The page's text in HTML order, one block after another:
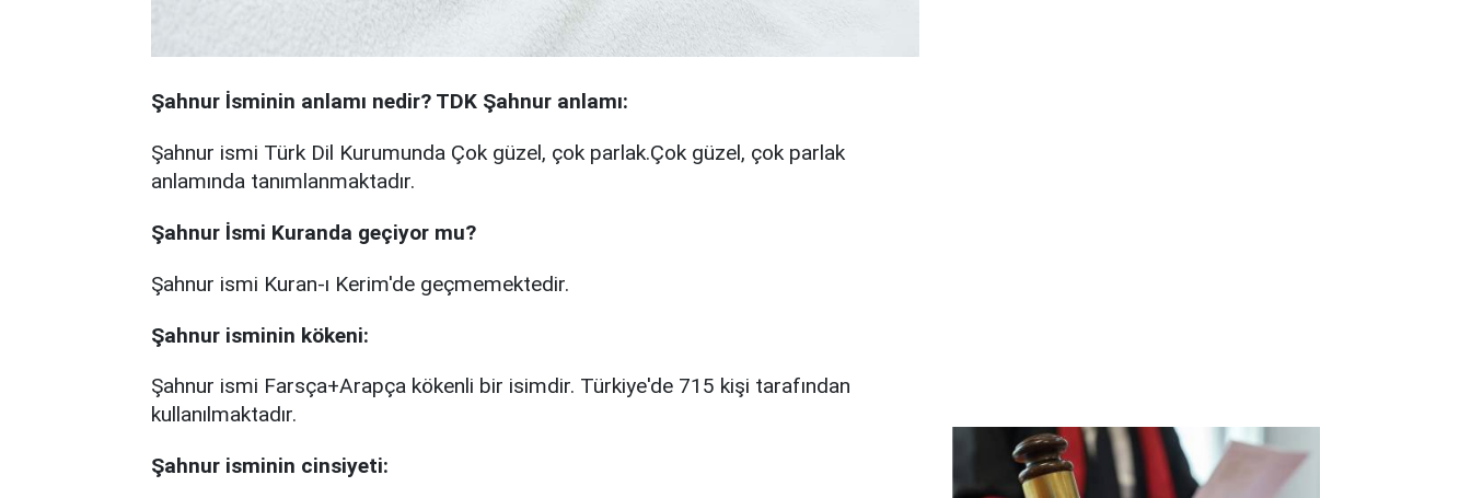
Şahnur İsminin anlamı nedir? TDK Şahnur anlamı:
Şahnur ismi Türk Dil Kurumunda Çok güzel, çok parlak.Çok güzel, çok parlak
anlamında tanımlanmaktadır.
Şahnur İsmi Kuranda geçiyor mu?
Şahnur ismi Kuran-ı Kerim'de geçmemektedir.
Şahnur isminin kökeni:
Şahnur ismi Farsça+Arapça kökenli bir isimdir. Türkiye'de 715 kişi tarafından
kullanılmaktadır.
Şahnur isminin cinsiyeti: